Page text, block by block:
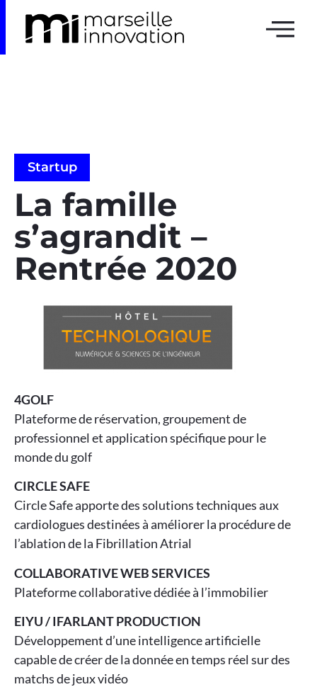
Startup
La famille
s’agrandit –
Rentrée 2020
4GOLF
Plateforme de réservation, groupement de
professionnel et application spécifique pour le
monde du golf
CIRCLE SAFE
Circle Safe apporte des solutions techniques aux
cardiologues destinées à améliorer la procédure de
l’ablation de la Fibrillation Atrial
COLLABORATIVE WEB SERVICES
Plateforme collaborative dédiée à l’immobilier
EIYU / IFARLANT PRODUCTION
Développement d’une intelligence artificielle
capable de créer de la donnée en temps réel sur des
matchs de jeux vidéo